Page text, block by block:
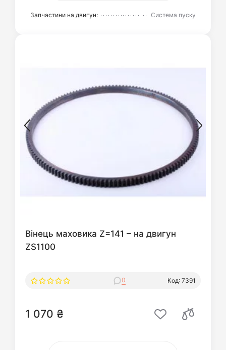
Запчастини на двигун: Система пуску
Вінець маховика Z=141 – на двигун
ZS1100
0 Код: 7391
1 070 ₴